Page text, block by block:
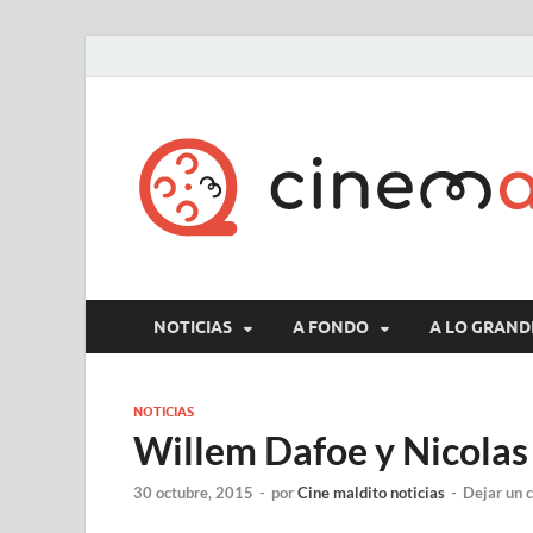
NOTICIAS A FONDO A LO
NOTICIAS
Willem Dafoe y Nicolas
30 octubre, 2015 - porCine maldito noticias - Dejar un